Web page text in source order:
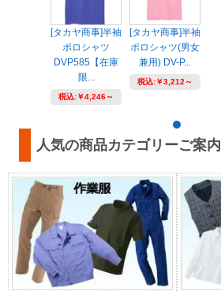
[タカヤ商事]半袖
ポロシャツ
DVP585【在庫
限...
税込:￥4,246～
[タカヤ商事]半袖
ポロシャツ(男女
兼用) DV-P...
税込:￥3,212～
人気の商品カテゴリーご案内